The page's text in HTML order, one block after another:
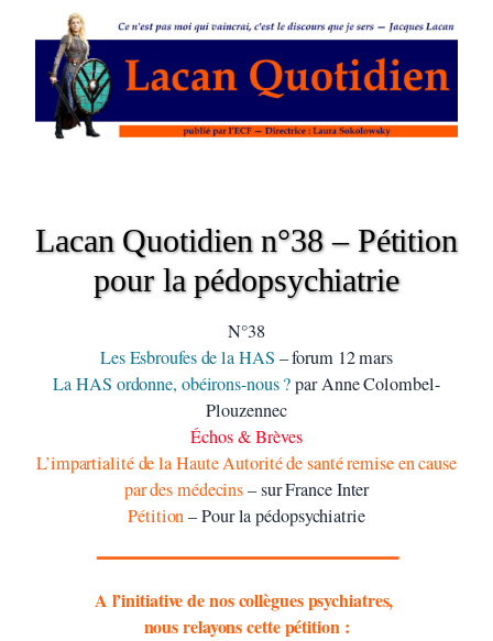
Lacan Quotidien n°38 – Pétition
pour la pédopsychiatrie
N°38
Les Esbroufes de la HAS – forum 12 mars
La HAS ordonne, obéirons-nous ?par Anne Colombel-
Plouzennec
Échos & Brèves
L’impartialité de la Haute Autorité de santé remise en cause
par des médecins– sur France Inter
Pétition– Pour la pédopsychiatrie
A l’initiative de nos collègues psychiatres,
nous relayons cette pétition :